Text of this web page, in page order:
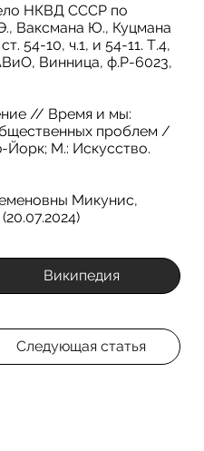
Википедия
Следующая статья
НКВД СССР по
Ваксмана Ю., Куцмана
54-10, ч.1, и 54-11. Т.4,
Винница, ф.Р-6023,
// Время и мы:
проблем /
М.: Искусство.
Микунис,